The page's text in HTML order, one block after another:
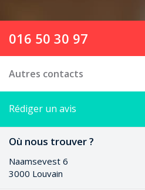
016 50 30 97
Autres contacts
Rédiger un avis
Où nous trouver ?
Naamsevest 6
3000 Louvain